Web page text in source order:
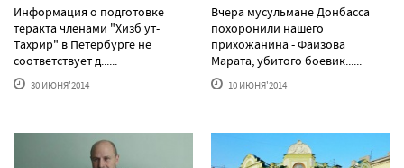
Информация о подготовке
теракта членами "Хизб ут-
Тахрир" в Петербурге не
соответствует д......
30 ИЮНЯ'2014
Вчера мусульмане Донбасса
похоронили нашего
прихожанина - Фаизова
Марата, убитого боевик......
10 ИЮНЯ'2014